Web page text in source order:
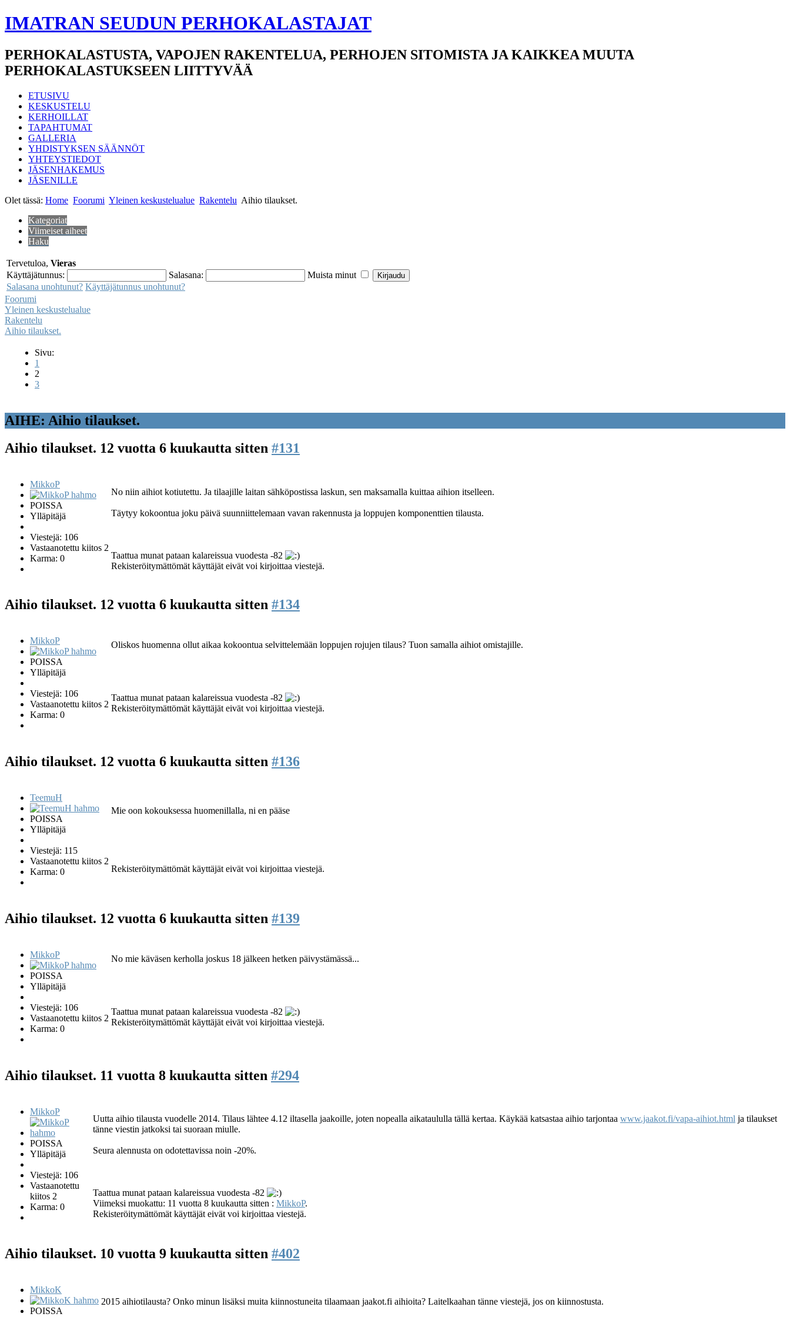
IMATRAN SEUDUN PERHOKALASTAJAT
PERHOKALASTUSTA, VAPOJEN RAKENTELUA, PERHOJEN SITOMISTA JA KAIKKEA MUUTA
PERHOKALASTUKSEEN LIITTYVÄÄ
ETUSIVU
KESKUSTELU
KERHOILLAT
TAPAHTUMAT
GALLERIA
YHDISTYKSEN SÄÄNNÖT
YHTEYSTIEDOT
JÄSENHAKEMUS
JÄSENILLE
Olet tässä: Home Foorumi Yleinen keskustelualue Rakentelu Aihio tilaukset.
Kategoriat
Viimeiset aiheet
Haku
Tervetuloa, Vieras
Käyttäjätunnus:
Salasana:
Muista minut
Salasana unohtunut? Käyttäjätunnus unohtunut?
Foorumi
Yleinen keskustelualue
Rakentelu
Aihio tilaukset.
Sivu:
1
2
3
AIHE: Aihio tilaukset.
Aihio tilaukset. 12 vuotta 6 kuukautta sitten #131
MikkoP
POISSA
Ylläpitäjä
Viestejä: 106
Vastaanotettu kiitos 2
Karma: 0
No niin aihiot kotiutettu. Ja tilaajille laitan sähköpostissa laskun, sen maksamalla kuittaa aihion itselleen.
Täytyy kokoontua joku päivä suunniittelemaan vavan rakennusta ja loppujen komponenttien tilausta.
Taattua munat pataan kalareissua vuodesta -82
Rekisteröitymättömät käyttäjät eivät voi kirjoittaa viestejä.
Aihio tilaukset. 12 vuotta 6 kuukautta sitten #134
MikkoP
POISSA
Ylläpitäjä
Viestejä: 106
Vastaanotettu kiitos 2
Karma: 0
Oliskos huomenna ollut aikaa kokoontua selvittelemään loppujen rojujen tilaus? Tuon samalla aihiot omistajille.
Taattua munat pataan kalareissua vuodesta -82
Rekisteröitymättömät käyttäjät eivät voi kirjoittaa viestejä.
Aihio tilaukset. 12 vuotta 6 kuukautta sitten #136
TeemuH
POISSA
Ylläpitäjä
Viestejä: 115
Vastaanotettu kiitos 2
Karma: 0
Mie oon kokouksessa huomenillalla, ni en pääse
Rekisteröitymättömät käyttäjät eivät voi kirjoittaa viestejä.
Aihio tilaukset. 12 vuotta 6 kuukautta sitten #139
MikkoP
POISSA
Ylläpitäjä
Viestejä: 106
Vastaanotettu kiitos 2
Karma: 0
No mie käväsen kerholla joskus 18 jälkeen hetken päivystämässä...
Taattua munat pataan kalareissua vuodesta -82
Rekisteröitymättömät käyttäjät eivät voi kirjoittaa viestejä.
Aihio tilaukset. 11 vuotta 8 kuukautta sitten #294
MikkoP
POISSA
Ylläpitäjä
Viestejä: 106
Vastaanotettu
kiitos 2
Karma: 0
Uutta aihio tilausta vuodelle 2014. Tilaus lähtee 4.12 iltasella jaakoille, joten nopealla aikataululla tällä kertaa. Käykää katsastaa aihio tarjontaa www.jaakot.fi/vapa-aihiot.html ja tilaukset
tänne viestin jatkoksi tai suoraan miulle.
Seura alennusta on odotettavissa noin -20%.
Taattua munat pataan kalareissua vuodesta -82
Viimeksi muokattu: 11 vuotta 8 kuukautta sitten : MikkoP.
Rekisteröitymättömät käyttäjät eivät voi kirjoittaa viestejä.
Aihio tilaukset. 10 vuotta 9 kuukautta sitten #402
MikkoK
POISSA
2015 aihiotilausta? Onko minun lisäksi muita kiinnostuneita tilaamaan jaakot.fi aihioita? Laitelkaahan tänne viestejä, jos on kiinnostusta.